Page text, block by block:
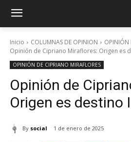
Inicio COLUMNAS DE OPINION
OPINIÓN
Opinión de Cipriano Miraflores: Origen es
OPINIÓN DE CIPRIANO MIRAFLORES
Opinión de
Origen es destino
By social 1 de enero de 2025